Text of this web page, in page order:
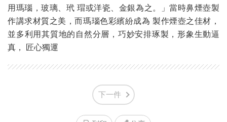
用瑪瑙，玻璃、玳 瑁或洋瓷、金銀為之。」當時鼻煙壺製
作講求材質之美，而瑪瑙色彩繽紛成為 製作煙壺之佳材，
並多利用其質地的自然分層，巧妙安排琢製，形象生動逼
真， 匠心獨運
下一件